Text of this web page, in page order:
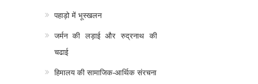
पहाड़ो में भूस्खलन
जर्मन की लड़ाई और रुद्रनाथ की
चढाई
हिमालय की सामाजिक-आर्थिक संरचना